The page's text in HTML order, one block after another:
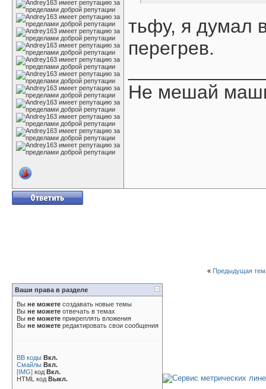
тьфу, я думал
перегрев.
Не мешай
« Предыдущая
Ваши права в разделе
Вы не можете создавать новые темы
Вы не можете отвечать в темах
Вы не можете прикреплять вложения
Вы не можете редактировать свои сообщения
BB коды Вкл.
Смайлы Вкл.
[IMG] код Вкл.
HTML код Выкл.